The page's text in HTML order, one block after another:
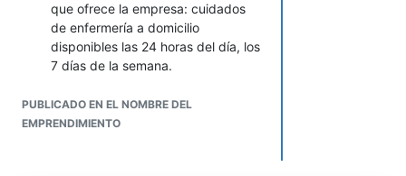
Ahora, lossiguientes pasos cruciales
para ambos casos, son los siguientes:
Investigación de mercado:
Entiende a fondo a tu cliente ideal.
negocio: Define costos, precios,
clientes… Y estrategia.
que ofrece la empresa: cuidados
de enfermería a domicilio
disponibles las 24 horas del día, los
7 días de la semana.
y confiable que inspira confianza
en los clientes potenciales, además
PUBLICADO EN EL NOMBRE DEL
EMPRENDIMIENTO